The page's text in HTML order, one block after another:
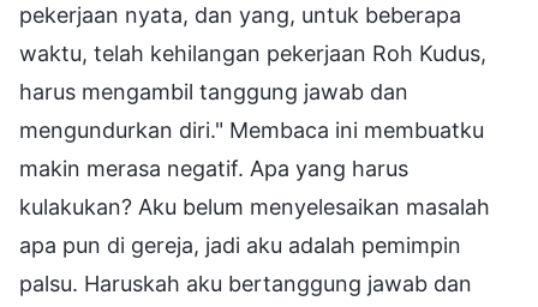
pekerjaan nyata, dan yang, untuk beberapa
waktu, telah kehilangan pekerjaan Roh Kudus,
harus mengambil tanggung jawab dan
mengundurkan diri." Membaca ini membuatku
makin merasa negatif. Apa yang harus
kulakukan? Aku belum menyelesaikan masalah
apa pun di gereja, jadi aku adalah pemimpin
palsu. Haruskah aku bertanggung jawab dan